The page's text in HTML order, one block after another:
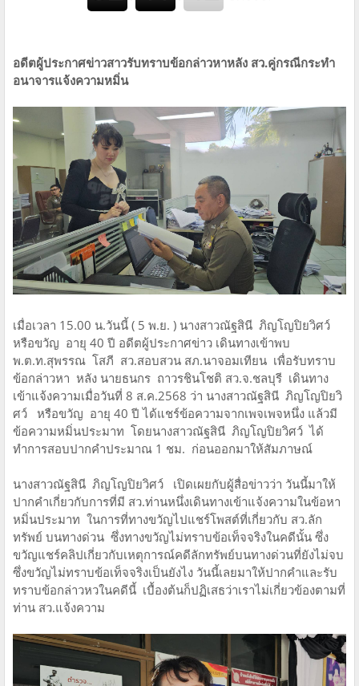
อดีตผู้ประกาศข่าวสาวรับทราบข้อกล่าวหาหลัง สว.คู่กรณีกระทำ
อนาจารแจ้งความหมิ่น
​เมื่อเวลา 15.00 น.วันนี้ ( 5 พ.ย. ) นางสาวณัฐสินี ภิญโญปิยวิศว์
หรือขวัญ อายุ 40 ปี อดีตผู้ประกาศข่าว เดินทางเข้าพบ
พ.ต.ท.สุพรรณ โสภี สว.สอบสวน สภ.นาจอมเทียน เพื่อรับทราบ
ข้อกล่าวหา หลัง นายธนกร ถาวรชินโชติ สว.จ.ชลบุรี เดินทาง
เข้าแจ้งความเมื่อวันที่ 8 ส.ค.2568 ว่า นางสาวณัฐสินี ภิญโญปิยวิ
ศว์ หรือขวัญ อายุ 40 ปี ได้แชร์ข้อความจากเพจเพจหนึ่ง แล้วมี
ข้อความหมิ่นประมาท โดยนางสาวณัฐสินี ภิญโญปิยวิศว์ ได้
ทำการสอบปากคำประมาณ 1 ชม. ก่อนออกมาให้สัมภาษณ์
​นางสาวณัฐสินี ภิญโญปิยวิศว์ เปิดเผยกับผู้สื่อข่าวว่า วันนี้มาให้
ปากคำเกี่ยวกับการที่มี สว.ท่านหนึ่งเดินทางเข้าแจ้งความในข้อหา
หมิ่นประมาท ในการที่ทางขวัญไปแชร์โพสต์ที่เกี่ยวกับ สว.ลัก
ทรัพย์ บนทางด่วน ซึ่งทางขวัญไม่ทราบข้อเท็จจริงในคดีนั้น ซึ่ง
ขวัญแชร์คลิปเกี่ยวกับเหตุการณ์คดีลักทรัพย์บนทางด่วนที่ยังไม่จบ
ซึ่งขวัญไม่ทราบข้อเท็จจริงเป็นยังไง วันนี้เลยมาให้ปากคำและรับ
ทราบข้อกล่าวหวในคดีนี้ เบื้องต้นก็ปฏิเสธว่าเราไม่เกี่ยวข้องตามที่
ท่าน สว.แจ้งความ